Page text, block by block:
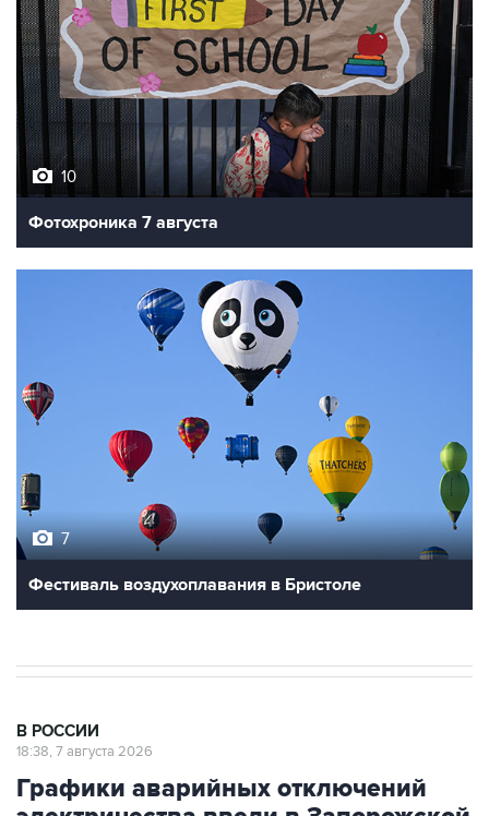
10
Фотохроника 7 августа
Фестиваль воздухоплавания в Бристоле
Графики аварийных отключений
электричества ввели в Запорожской
области